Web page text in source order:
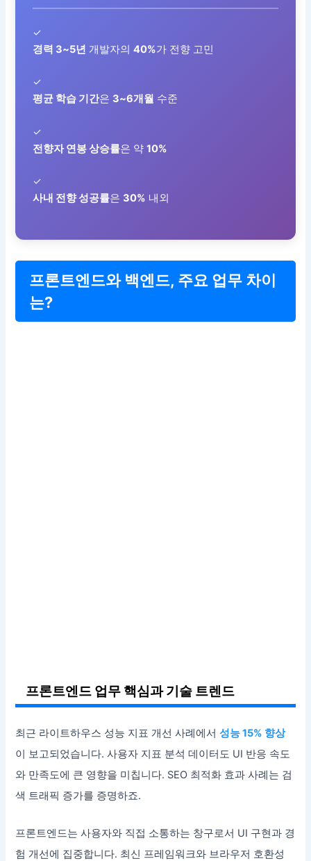
✓
경력 3~5년 개발자의40%가 전향 고민
✓
평균 학습 기간은 3~6개월 수준
✓
전향자 연봉 상승률은 약10%
✓
사내 전향 성공률은 30% 내외
프론트엔드와 백엔드, 주요 업무 차이
는?
프론트엔드 업무 핵심과 기술 트렌드
최근 라이트하우스 성능 지표 개선 사례에서성능 15% 향상
이 보고되었습니다. 사용자 지표 분석 데이터도 UI 반응 속도
와 만족도에 큰 영향을 미칩니다. SEO 최적화 효과 사례는 검
색 트래픽 증가를 증명하죠.
프론트엔드는 사용자와 직접 소통하는 창구로서 UI 구현과 경
험 개선에 집중합니다. 최신 프레임워크와 브라우저 호환성